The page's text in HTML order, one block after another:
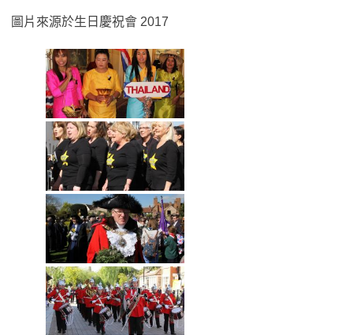
圖片來源於生日慶祝會 2017